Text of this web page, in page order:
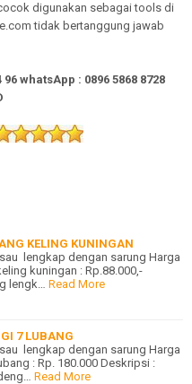
digunakan sebagai tools di
tidak bertanggung jawab
96whatsApp : 0896 5868 8728
KELING KUNINGAN
lengkap dengan sarung Harga
kuningan : Rp.88.000,-
lengk…
Read More
7 LUBANG
lengkap dengan sarung Harga
: Rp. 180.000 Deskripsi :
Read More